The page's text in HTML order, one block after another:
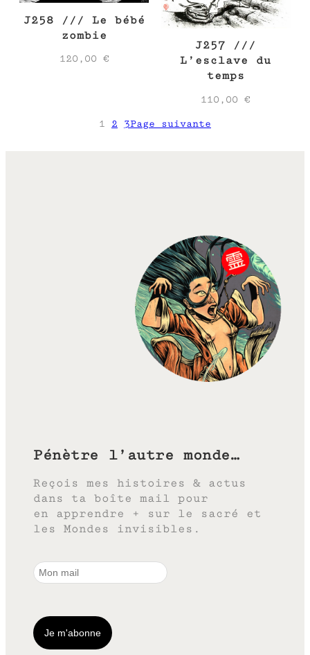
J258 /// Le bébé
zombie
120,00 €
J257 ///
L’esclave du
temps
110,00€
1 2 3Page suivante
Pénètre l’autre monde…
Reçois mes histoires & actus
dans ta boîte mail pour
en apprendre + sur le sacré et
les Mondes invisibles.